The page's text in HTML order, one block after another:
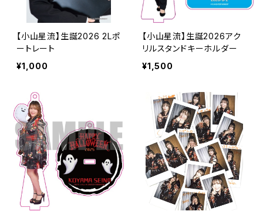
【小山星流】生誕2026 2Lポ
ートレート
¥1,000
【小山星流】生誕2026アク
リルスタンドキーホルダー
¥1,500